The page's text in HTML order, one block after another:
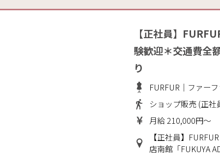
【正社員】
験歓迎＊交通費全
り
FURFUR｜ファー
ショップ販売 (正社
月給 210,000円～
【正社員】
店南館「FUKUYA